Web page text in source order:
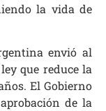
la vida de
envió al
que reduce la
El Gobierno
de la